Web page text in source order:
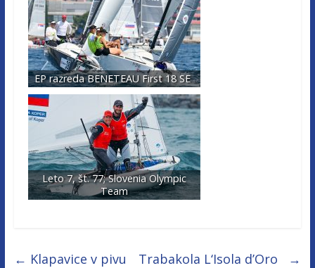
EP razreda BENETEAU First 18 SE
Leto 7, št. 77; Slovenia Olympic
Team
← Klapavice v pivu Trabakola L‘Isola d’Oro →